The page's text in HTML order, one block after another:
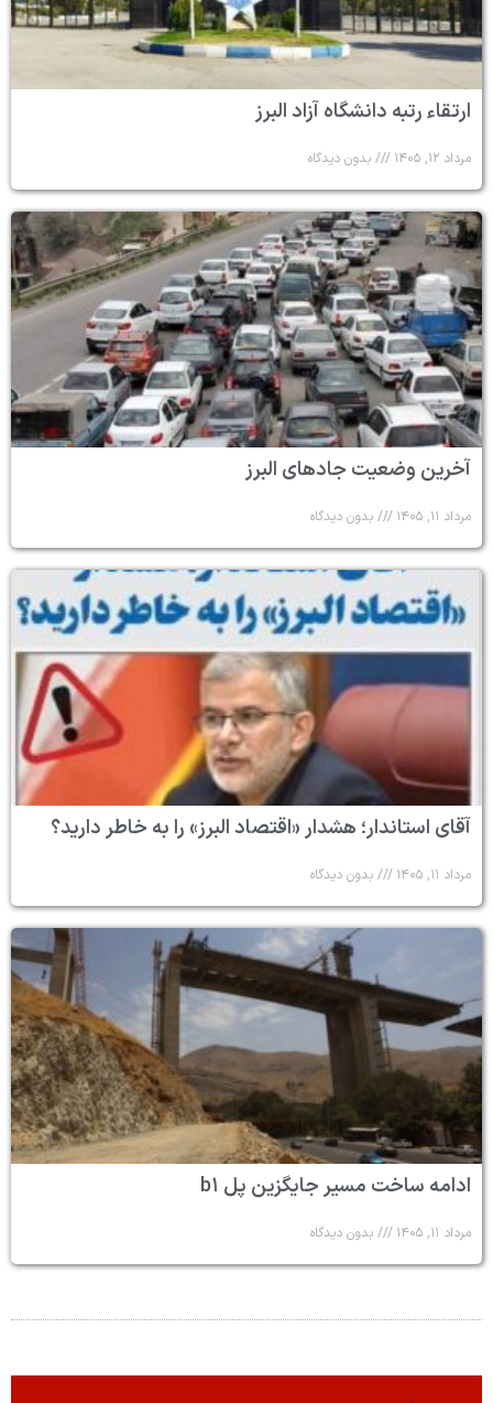
ارتقاء رتبه دانشگاه آزاد البرز
مرداد ۱۲, ۱۴۰۵ بدون دیدگاه
آخرین وضعیت جادهای البرز
مرداد ۱۱, ۱۴۰۵ بدون دیدگاه
آقای استاندار؛ هشدار «اقتصاد البرز» را به خاطر دارید؟
مرداد ۱۱, ۱۴۰۵ بدون دیدگاه
ادامه ساخت مسیر جایگزین پل b۱
مرداد ۱۱, ۱۴۰۵ بدون دیدگاه